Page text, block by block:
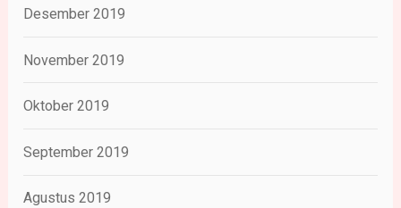
Desember 2019
November 2019
Oktober 2019
September 2019
Agustus 2019